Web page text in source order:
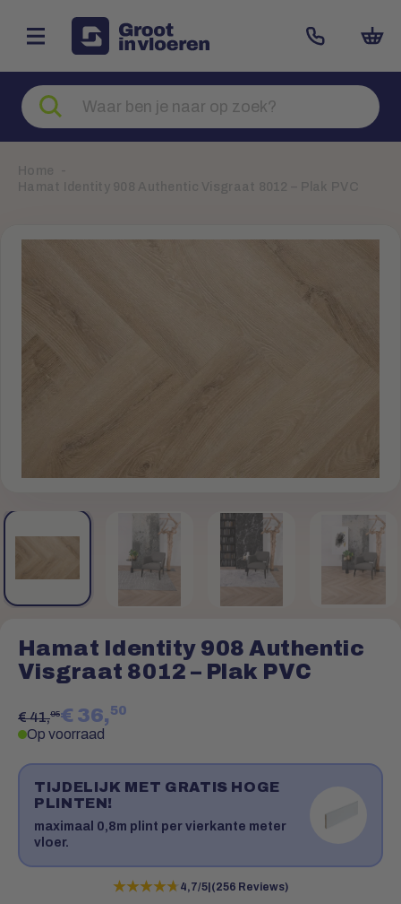
Zoeken
naar
producten
Home
Hamat Identity 908 Authentic Visgraat 8012 – Plak PVC
Hamat Identity 908 Authentic
Visgraat 8012 – Plak PVC
€ 41,95€ 36, 50
Op voorraad
TIJDELIJK MET GRATIS HOGE
PLINTEN!
maximaal 0,8m plint per vierkante meter
vloer.
★★★★★
★★★★★ 4,7/5 (256 Reviews)